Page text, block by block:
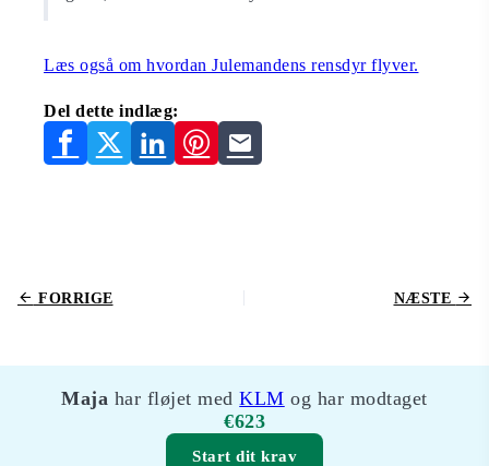
Læs også om hvordan Julemandens rensdyr flyver.
Del dette indlæg:
FORRIGE NÆSTE
Maja har fløjet medKLM og har modtaget
€623
Start dit krav